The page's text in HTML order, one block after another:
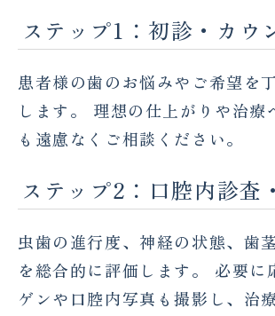
ステップ1：初診・カウ
患者様の歯のお悩みやご希望を
します。 理想の仕上がりや治療
も遠慮なくご相談ください。
ステップ2：口腔内診査
虫歯の進行度、神経の状態、歯
を総合的に評価します。 必要に
ゲンや口腔内写真も撮影し、治